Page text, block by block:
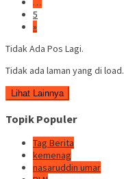
5
»
Tidak Ada Pos Lagi.
Tidak ada laman yang di load.
Lihat Lainnya
Topik Populer
Tag Berita
kemenag
nasaruddin umar